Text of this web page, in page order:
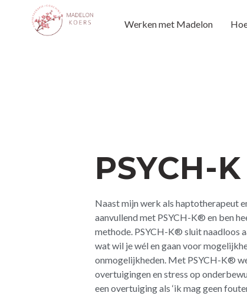
Werken met Madelon
PSYCH-
Naast mijn werk als haptotherapeut
aanvullend met PSYCH-K® en ben
methode. PSYCH-K® sluit naadloos
wat wil je wél en gaan voor
onmogelijkheden. Met PSYCH-K®
overtuigingen en stress op
een overtuiging als ‘ik mag geen